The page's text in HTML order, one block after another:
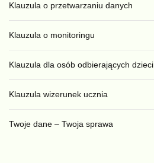
Klauzula o przetwarzaniu danych
Klauzula o monitoringu
Klauzula dla osób odbierających dzieci
Klauzula wizerunek ucznia
Twoje dane – Twoja sprawa